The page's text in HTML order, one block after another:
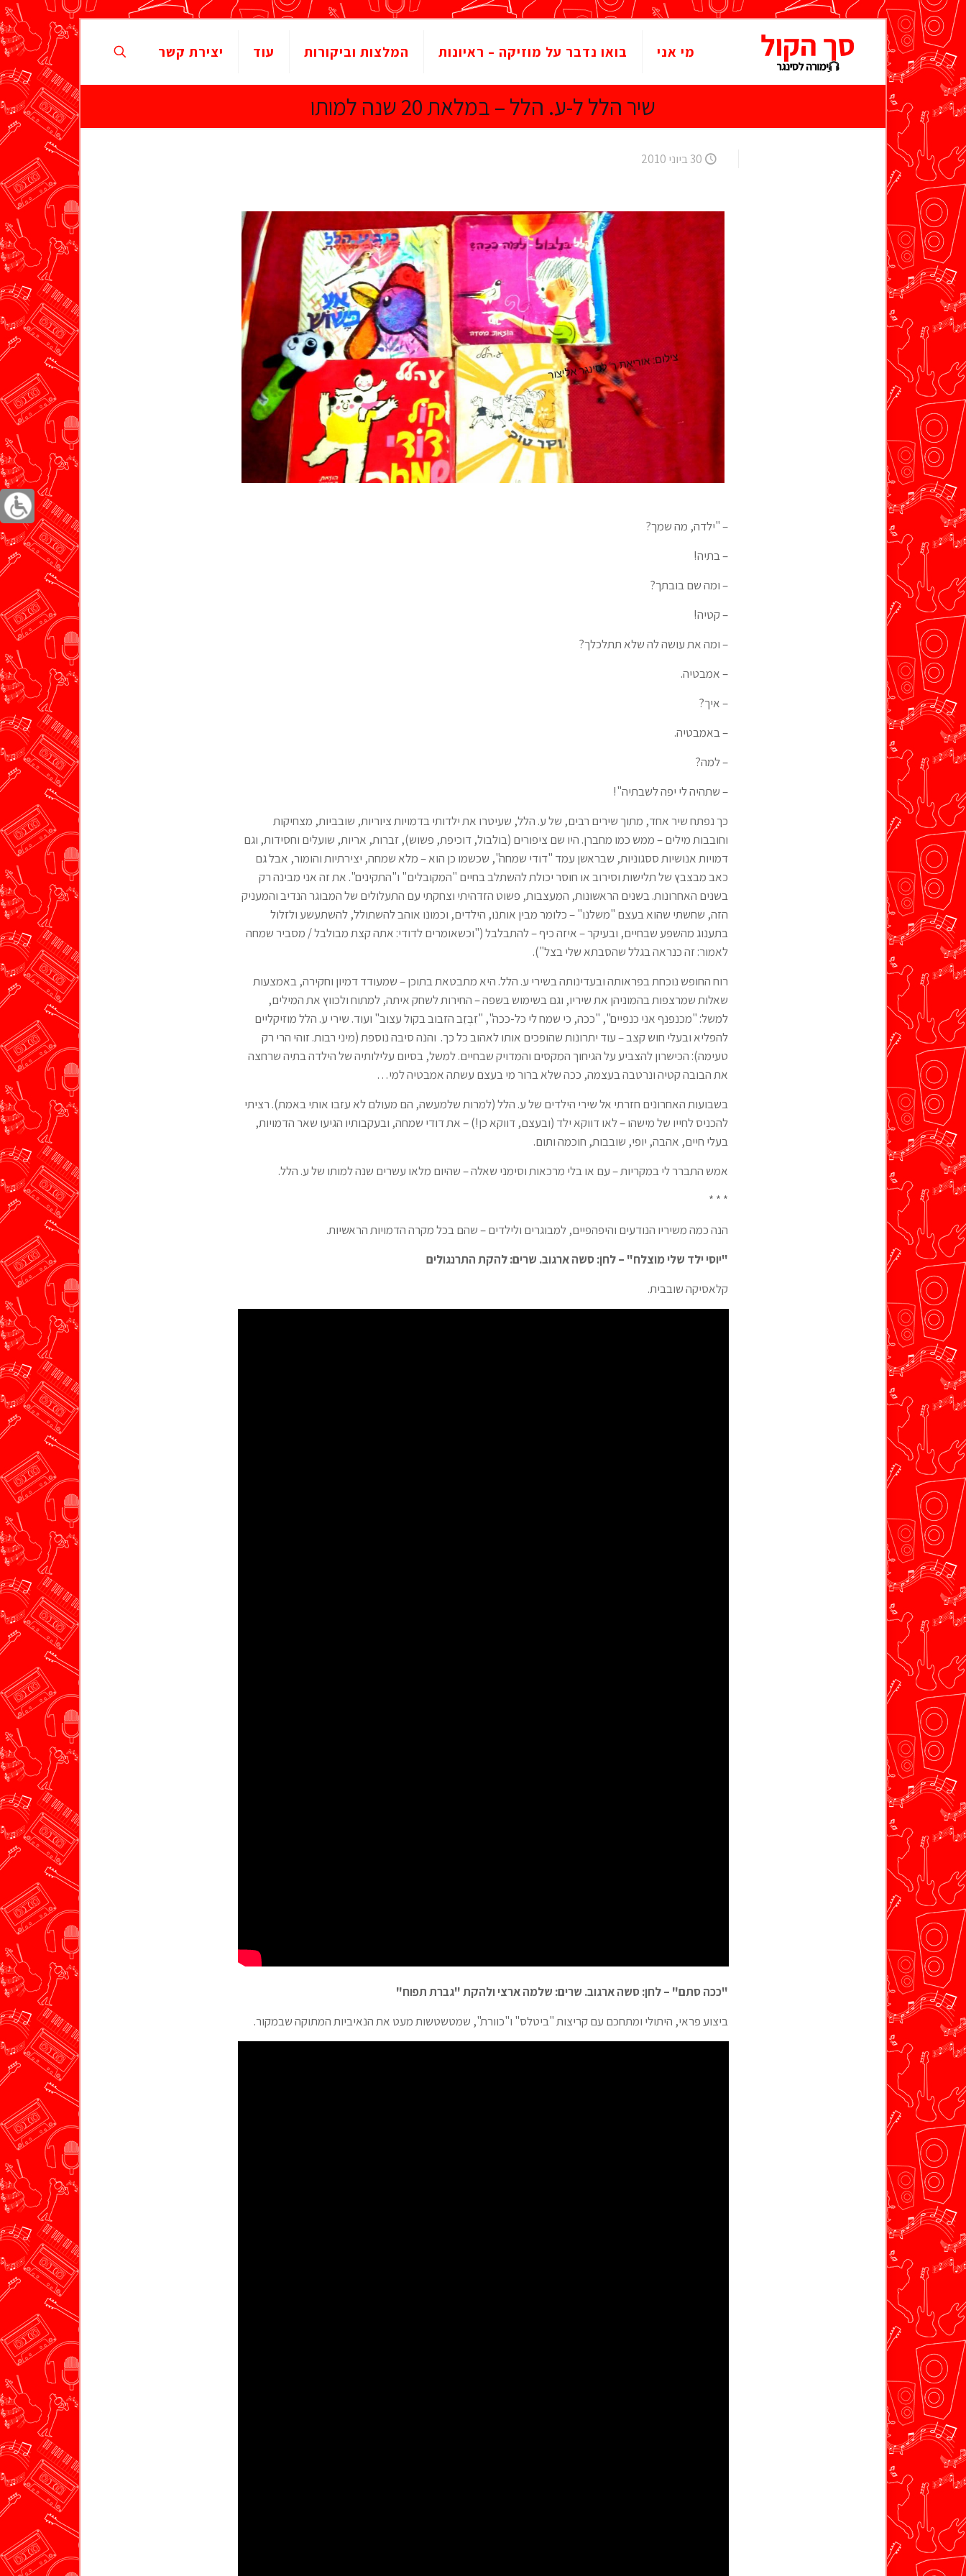
מי אני בואו נדבר על מוזיקה – ראיונות המלצות וביקורות עוד יצירת קשר
שיר הלל ל-ע. הלל – במלאת 20 שנה למותו
30 ביוני 2010
– "ילדה, מה שמך?
– בתיה!
– ומה שם בובתך?
– קטיה!
– ומה את עושה לה שלא תתלכלך?
– אמבטיה.
– איך?
– באמבטיה.
– למה?
– שתהיה לי יפה לשבתיה"!
כך נפתח שיר אחד, מתוך שירים רבים, של ע. הלל, שעיטרו את ילדותי בדמויות ציוריות, שובביות, מצחיקות
וחובבות מילים – ממש כמו מחברן. היו שם ציפורים (בולבול, דוכיפת, פשוש), זברות, אריות, שועלים וחסידות, וגם
דמויות אנושיות ססגוניות, שבראשן עמד "דודי שמחה", שכשמו כן הוא – מלא שמחה, יצירתיות והומור, אבל גם
כאב מבצבץ של תלישות וסירוב או חוסר יכולת להשתלב בחיים "המקובלים" ו"התקינים". את זה אני מבינה רק
בשנים האחרונות. בשנים הראשונות, המעצבות, פשוט הזדהיתי וצחקתי עם התעלולים של המבוגר הנדיב והמעניק
הזה, שחשתי שהוא בעצם "משלנו" – כלומר מבין אותנו, הילדים, וכמונו אוהב להשתולל, להשתעשע ולזלול
בתענוג מהשפע שבחיים, ובעיקר – איזה כיף – להתבלבל ("וכשאומרים לדודי: אתה קצת מבולבל / מסביר שמחה
לאמור: זה כנראה בגלל שהסבתא שלי בצל").
רוח החופש נוכחת בפראותה ובעדינותה בשירי ע. הלל. היא מתבטאת בתוכן – שמעודד דמיון וחקירה, באמצעות
שאלות שמרצפות בהמוניהן את שיריו, וגם בשימוש בשפה – החירות לשחק איתה, למתוח ולכווץ את המילים,
למשל: "מכנפנף אני כנפיים", "ככה, כי שמח לי כל-ככה", "זִבְזֵב הזבוב בקול עצוב" ועוד. שירי ע. הלל מוזיקליים
להפליא ובעלי חוש קצב – עוד יתרונות שהופכים אותו לאהוב כל כך. והנה סיבה נוספת (מיני רבות. זוהי הרי רק
טעימה): הכישרון להצביע על הגיחוך המקסים והמדויק שבחיים. למשל, בסיום עלילותיה של הילדה בתיה שרחצה
את הבובה קטיה ונרטבה בעצמה, ככה שלא ברור מי בעצם עשתה אמבטיה למי…
בשבועות האחרונים חזרתי אל שירי הילדים של ע. הלל (למרות שלמעשה, הם מעולם לא עזבו אותי באמת). רציתי
להכניס לחייו של מישהו – לאו דווקא ילד (ובעצם, דווקא כן!) – את דודי שמחה, ובעקבותיו הגיעו שאר הדמויות,
בעלי חיים, אהבה, יופי, שובבות, חוכמה ותום.
אמש התברר לי במקריות – עם או בלי מרכאות וסימני שאלה – שהיום מלאו עשרים שנה למותו של ע. הלל.
* * *
הנה כמה משיריו הנודעים והיפהפיים, למבוגרים ולילדים – שהם בכל מקרה הדמויות הראשיות.
"יוסי ילד שלי מוצלח" – לחן: סשה ארגוב. שרים: להקת התרנגולים
קלאסיקה שובבית.
"ככה סתם" – לחן: סשה ארגוב. שרים: שלמה ארצי ולהקת "גברת תפוח"
ביצוע פראי, היתולי ומתחכם עם קריצות "ביטלס" ו"כוורת", שמטשטשות מעט את הנאיביות המתוקה שבמקור.